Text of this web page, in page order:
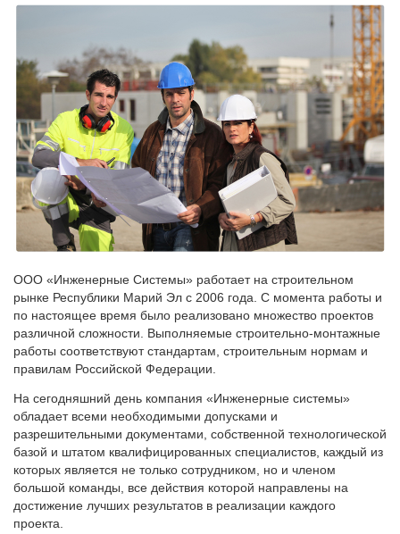
ООО «Инженерные Системы» работает на строительном
рынке Республики Марий Эл с 2006 года. С момента работы и
по настоящее время было реализовано множество проектов
различной сложности. Выполняемые строительно-монтажные
работы соответствуют стандартам, строительным нормам и
правилам Российской Федерации.
На сегодняшний день компания «Инженерные системы»
обладает всеми необходимыми допусками и
разрешительными документами, собственной технологической
базой и штатом квалифицированных специалистов, каждый из
которых является не только сотрудником, но и членом
большой команды, все действия которой направлены на
достижение лучших результатов в реализации каждого
проекта.